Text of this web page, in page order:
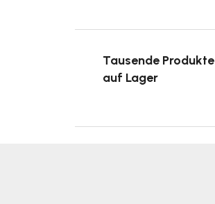
Tausende Produkte
auf Lager